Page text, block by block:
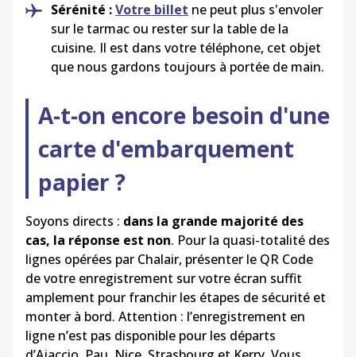
Sérénité :Votre billet ne peut plus s'envoler
sur le tarmac ou rester sur la table de la
cuisine. Il est dans votre téléphone, cet objet
que nous gardons toujours à portée de main.
A-t-on encore besoin d'une
carte d'embarquement
papier ?
Soyons directs : dans la grande majorité des
cas, la réponse est non. Pour la quasi-totalité des
lignes opérées par Chalair, présenter le QR Code
de votre enregistrement sur votre écran suffit
amplement pour franchir les étapes de sécurité et
monter à bord. Attention : l’enregistrement en
ligne n’est pas disponible pour les départs